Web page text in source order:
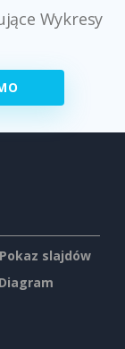
Wykresy
slajdów